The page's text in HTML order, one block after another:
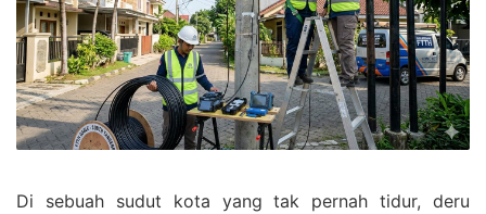
Di sebuah sudut kota yang tak pernah tidur, deru